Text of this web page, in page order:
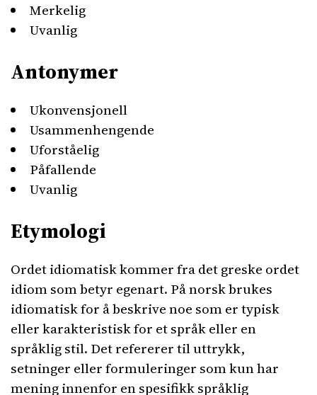
Merkelig
Uvanlig
Antonymer
Ukonvensjonell
Usammenhengende
Uforståelig
Påfallende
Uvanlig
Etymologi
Ordet idiomatisk kommer fra det greske ordet
idiom som betyr egenart. På norsk brukes
idiomatisk for å beskrive noe som er typisk
eller karakteristisk for et språk eller en
språklig stil. Det refererer til uttrykk,
setninger eller formuleringer som kun har
mening innenfor en spesifikk språklig